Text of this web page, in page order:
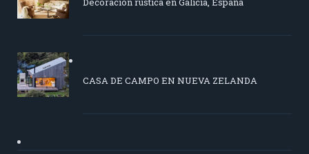
CASA DE CAMPO EN NUEVA ZELANDA